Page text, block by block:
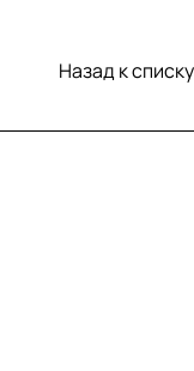
Назад к списку